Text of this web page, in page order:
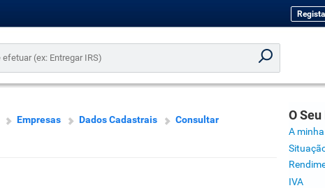
Empresas Dados Cadastrais
Consultar
O
A
IVA